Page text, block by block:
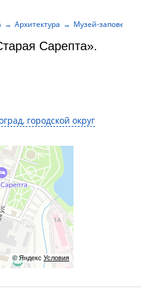
городской округ
© Яндекс Условия
Сарепта».
Архитектура Музей-заповедник